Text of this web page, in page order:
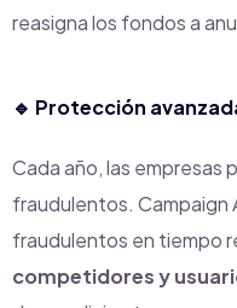
reasigna los fondos a
🔹 Protección
Cada año, las empresas
fraudulentos. Campaign
fraudulentos en tiempo
competidores y